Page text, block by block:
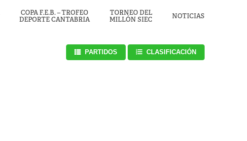
COPA F.E.B. – TROFEO
DEPORTE CANTABRIA
TORNEO DEL
MILLÓN SIEC
NOTICIAS
PARTIDOS CLASIFICACIÓN